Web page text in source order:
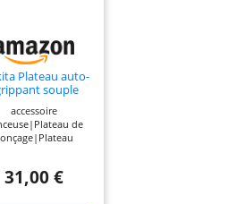
Plateau auto-
souple
bo6040
accessoire
de
auto-
31,00 €